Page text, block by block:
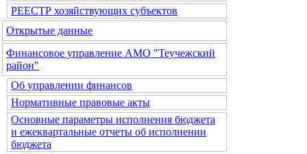
РЕЕСТР хозяйствующих субъектов
Открытые данные
Финансовое управление АМО "Теучежский
район"
Об управлении финансов
Нормативные правовые акты
Основные параметры исполнения бюджета
и ежеквартальные отчеты об исполнении
бюджета